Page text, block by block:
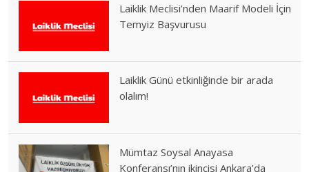
Laiklik Meclisi’nden Maarif Modeli İçin
Temyiz Başvurusu
Laiklik Günü etkinliğinde bir arada
olalım!
Mümtaz Soysal Anayasa
Konferansı’nın ikincisi Ankara’da